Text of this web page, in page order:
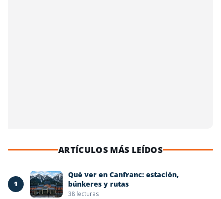
ARTÍCULOS MÁS LEÍDOS
1
Qué ver en Canfranc: estación,
búnkeres y rutas
38 lecturas